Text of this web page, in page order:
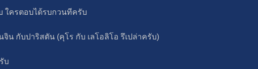
ใครตอบได้รบกวนทีครับ
กับปาริสตัน (คุโร กับ เลโอลิโอ รึเปล่าครับ)
บ